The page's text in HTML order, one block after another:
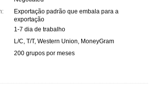
Exportação padrão que embala para a
exportação
1-7 dia de trabalho
L/C, T/T, Western Union, MoneyGram
200 grupos por meses